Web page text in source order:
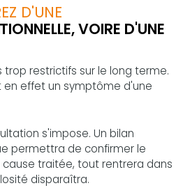
D'UNE
VOIRE D'UNE
restrictifs sur le long terme.
en effet un symptôme d'une
s'impose. Un bilan
permettra de confirmer le
cause traitée, tout rentrera dans
disparaîtra.